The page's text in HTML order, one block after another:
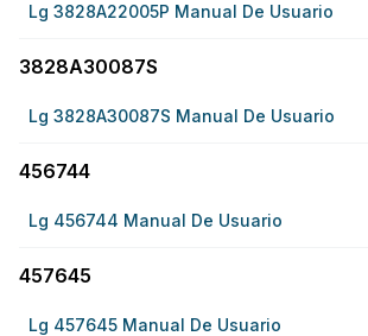
Lg 3828A22005P Manual De Usuario
3828A30087S
Lg 3828A30087S Manual De Usuario
456744
Lg 456744 Manual De Usuario
457645
Lg 457645 Manual De Usuario